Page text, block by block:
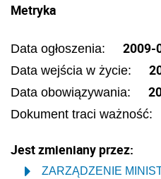
Metryka
Data ogłoszenia: 2009-
Data wejścia w życie:
Data obowiązywania:
Dokument traci ważność:
Jest zmieniany przez:
ZARZĄDZENIE